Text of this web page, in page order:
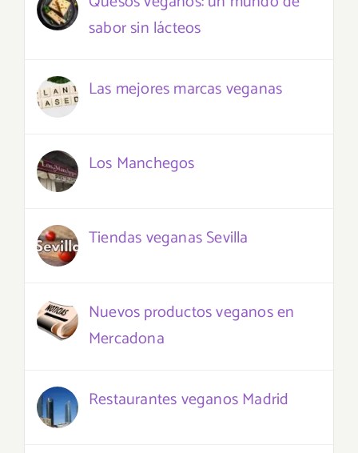
sabor sin lácteos
Las mejores marcas veganas
Los Manchegos
Tiendas veganas Sevilla
Nuevos productos veganos en
Mercadona
Restaurantes veganos Madrid